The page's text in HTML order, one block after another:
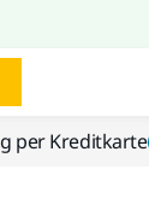
per Kreditkarte